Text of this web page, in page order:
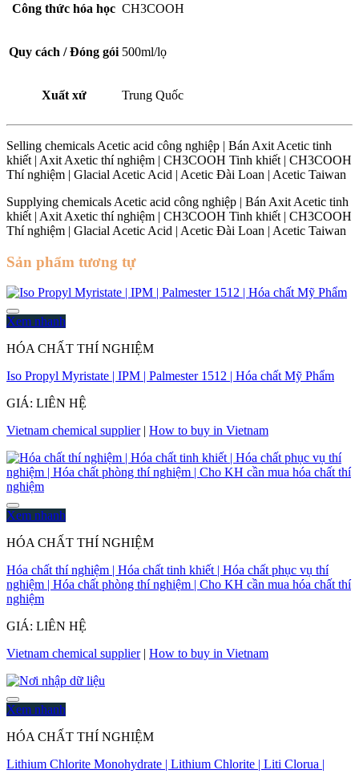
Acetic
|
Công thức hóa học CH3COOH
Quy cách / Đóng gói 500ml/lọ
Xuất xứ Trung Quốc
Selling chemicals Acetic acid công nghiệp | Bán Axit Acetic tinh
khiết | Axit Axetic thí nghiệm | CH3COOH Tinh khiết | CH3COOH
Thí nghiệm | Glacial Acetic Acid | Acetic Đài Loan | Acetic Taiwan
Supplying chemicals Acetic acid công nghiệp | Bán Axit Acetic tinh
khiết | Axit Axetic thí nghiệm | CH3COOH Tinh khiết | CH3COOH
Thí nghiệm | Glacial Acetic Acid | Acetic Đài Loan | Acetic Taiwan
Sản phẩm tương tự
Xem nhanh
HÓA CHẤT THÍ NGHIỆM
Iso Propyl Myristate | IPM | Palmester 1512 | Hóa chất Mỹ Phẩm
GIÁ: LIÊN HỆ
Vietnam chemical supplier| How to buy in Vietnam
Xem nhanh
HÓA CHẤT THÍ NGHIỆM
Hóa chất thí nghiệm | Hóa chất tinh khiết | Hóa chất phục vụ thí
nghiệm | Hóa chất phòng thí nghiệm | Cho KH cần mua hóa chất thí
nghiệm
GIÁ: LIÊN HỆ
Vietnam chemical supplier| How to buy in Vietnam
Xem nhanh
HÓA CHẤT THÍ NGHIỆM
Lithium Chlorite Monohydrate | Lithium Chlorite | Liti Clorua |